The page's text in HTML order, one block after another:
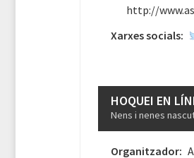
http://
Xarxes socials:
HOQUEI EN
Nens i nenes
Organitzador: